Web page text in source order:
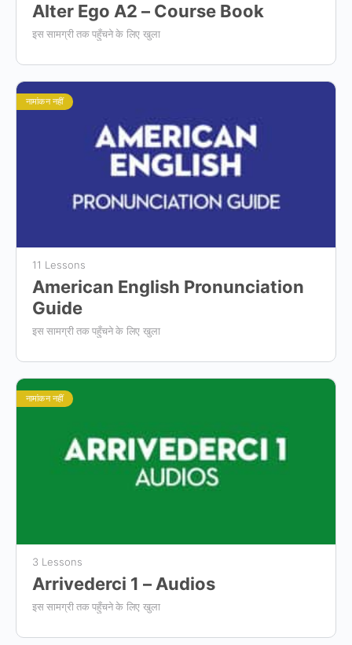
Alter Ego A2 – Course Book
इस सामग्री तक पहुँचने के लिए खुला
नामांकन नहीं
11 Lessons
American English Pronunciation
Guide
इस सामग्री तक पहुँचने के लिए खुला
नामांकन नहीं
3 Lessons
Arrivederci 1 – Audios
इस सामग्री तक पहुँचने के लिए खुला